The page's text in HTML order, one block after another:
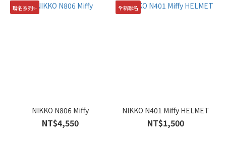
聯名系列✨
NIKKO N806 Miffy
NT$4,550
全新聯名
NIKKO N401 Miffy HELMET
NT$1,500